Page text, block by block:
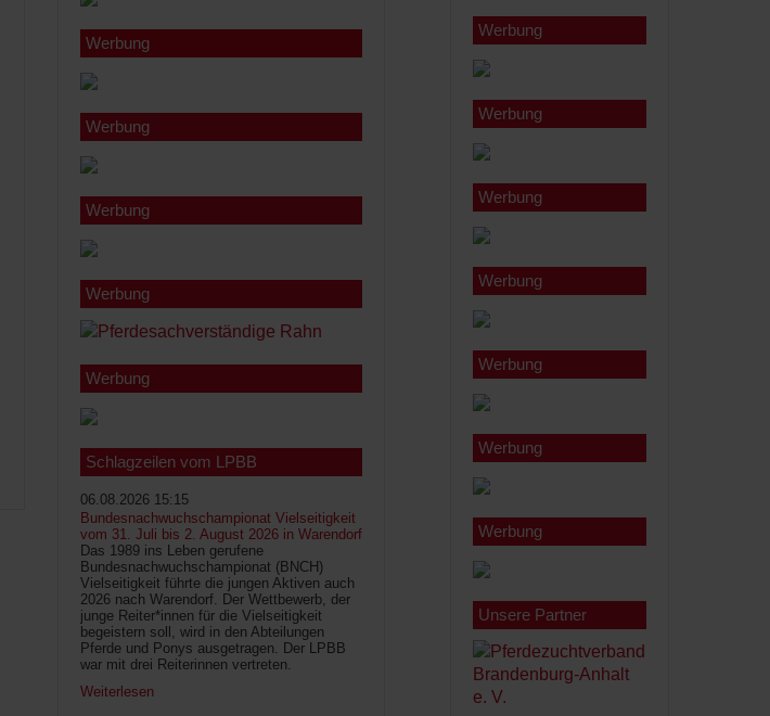
Werbung
Werbung
Werbung
Werbung
Werbung
Schlagzeilen vom LPBB
06.08.2026 15:15
Bundesnachwuchschampionat Vielseitigkeit
vom 31. Juli bis 2. August 2026 in Warendorf
Das 1989 ins Leben gerufene
Bundesnachwuchschampionat (BNCH)
Vielseitigkeit führte die jungen Aktiven auch
2026 nach Warendorf. Der Wettbewerb, der
junge Reiter*innen für die Vielseitigkeit
begeistern soll, wird in den Abteilungen
Pferde und Ponys ausgetragen. Der LPBB
war mit drei Reiterinnen vertreten.
Weiterlesen
Werbung
Werbung
Werbung
Werbung
Werbung
Werbung
Werbung
Unsere Partner